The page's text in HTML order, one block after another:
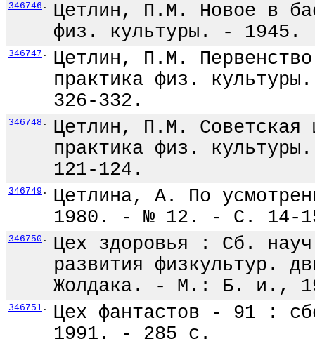
346746 .
Цетлин, П.М. Новое в
физ. культуры. -
346747 .
Цетлин, П.М.
практика физ.
326-332.
346748 .
Цетлин, П.М. Советская
практика физ.
121-124.
346749 .
Цетлина, А. По
1980. - № 12. - С. 14-
346750 .
Цех здоровья : Сб.
развития физкультур.
Жолдака. - М.: Б. и.,
346751 .
Цех фантастов - 91 :
1991. - 285 с.